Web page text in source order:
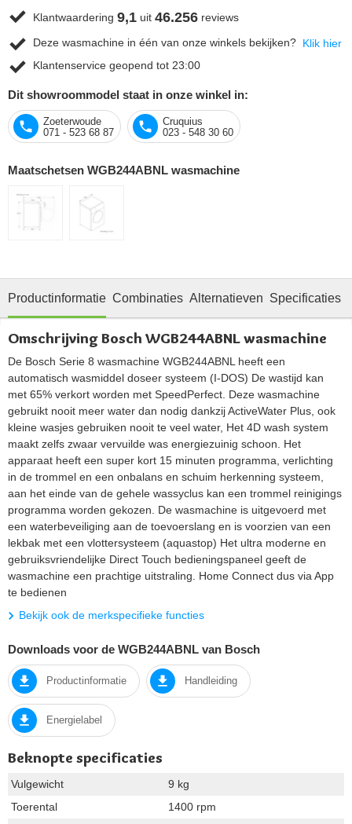
Klantwaardering 9,1 uit 46.256 reviews
Deze wasmachine in één van onze winkels bekijken? Klik hier
Klantenservice geopend tot 23:00
Dit showroommodel staat in onze winkel in:
Zoeterwoude
071 - 523 68 87
Cruquius
023 - 548 30 60
Maatschetsen WGB244ABNL wasmachine
Productinformatie Combinaties Alternatieven Specificaties
Omschrijving Bosch WGB244ABNL wasmachine
De Bosch Serie 8 wasmachine WGB244ABNL heeft een
automatisch wasmiddel doseer systeem (I-DOS) De wastijd kan
met 65% verkort worden met SpeedPerfect. Deze wasmachine
gebruikt nooit meer water dan nodig dankzij ActiveWater Plus, ook
kleine wasjes gebruiken nooit te veel water, Het 4D wash system
maakt zelfs zwaar vervuilde was energiezuinig schoon. Het
apparaat heeft een super kort 15 minuten programma, verlichting
in de trommel en een onbalans en schuim herkenning systeem,
aan het einde van de gehele wassyclus kan een trommel reinigings
programma worden gekozen. De wasmachine is uitgevoerd met
een waterbeveiliging aan de toevoerslang en is voorzien van een
lekbak met een vlottersysteem (aquastop) Het ultra moderne en
gebruiksvriendelijke Direct Touch bedieningspaneel geeft de
wasmachine een prachtige uitstraling. Home Connect dus via App
te bedienen
Bekijk ook de merkspecifieke functies
Downloads voor de WGB244ABNL van Bosch
Productinformatie Handleiding
Energielabel
Beknopte specificaties
Vulgewicht
9 kg
Toerental
1400 rpm